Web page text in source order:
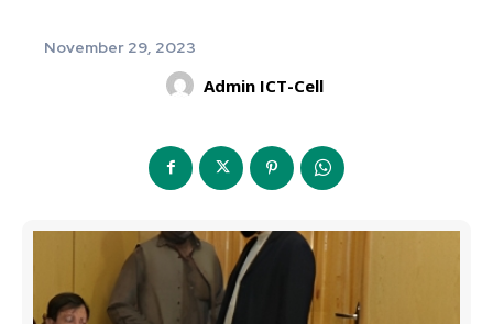
November 29, 2023
Admin ICT-Cell